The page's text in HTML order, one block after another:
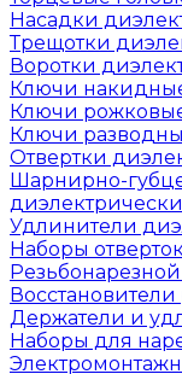
Насадки
Трещотки
Воротки
Ключи
Ключи
Ключи
Отвертки
Шарнирно-
Удлинители
Наборы
Восстановители
Держатели и
Наборы для